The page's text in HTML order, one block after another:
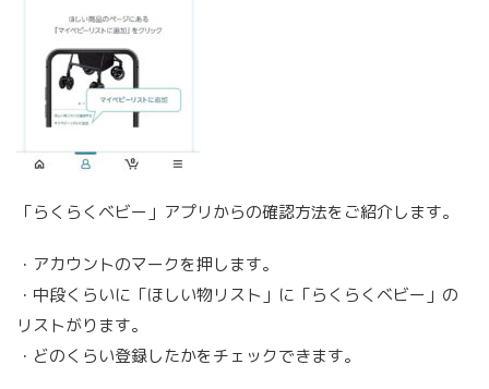
「らくらくベビー」アプリからの確認方法をご紹介します。
・アカウントのマークを押します。
・中段くらいに「ほしい物リスト」に「らくらくベビー」の
リストがります。
・どのくらい登録したかをチェックできます。